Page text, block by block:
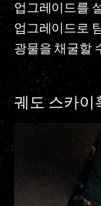
업그레이드를
업그레이드로
광물을 채굴할
궤도 스카이